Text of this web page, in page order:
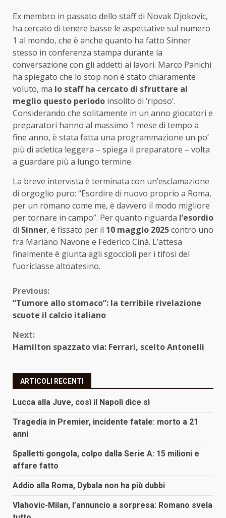
Ex membro in passato dello staff di Novak Djokovic,
ha cercato di tenere basse le aspettative sul numero
1 al mondo, che è anche quanto ha fatto Sinner
stesso in conferenza stampa durante la
conversazione con gli addetti ai lavori. Marco Panichi
ha spiegato che lo stop non è stato chiaramente
voluto, ma lo staff ha cercato di sfruttare al
meglio questo periodo insolito di ‘riposo’.
Considerando che solitamente in un anno giocatori e
preparatori hanno al massimo 1 mese di tempo a
fine anno, è stata fatta una programmazione un po’
più di atletica leggera – spiega il preparatore – volta
a guardare più a lungo termine.
La breve intervista è terminata con un’esclamazione
di orgoglio puro: “Esordire di nuovo proprio a Roma,
per un romano come me, è davvero il modo migliore
per tornare in campo”. Per quanto riguarda l’esordio
di Sinner, è fissato per il 10 maggio 2025contro uno
fra Mariano Navone e Federico Cinà. L’attesa
finalmente è giunta agli sgoccioli per i tifosi del
fuoriclasse altoatesino.
Continue
Reading
Previous:
“Tumore allo stomaco”: la terribile rivelazione
scuote il calcio italiano
Next:
Hamilton spazzato via: Ferrari, scelto Antonelli
ARTICOLI RECENTI
Lucca alla Juve, così il Napoli dice sì
Tragedia in Premier, incidente fatale: morto a 21
anni
Spalletti gongola, colpo dalla Serie A: 15 milioni e
affare fatto
Addio alla Roma, Dybala non ha più dubbi
Vlahovic-Milan, l’annuncio a sorpresa: Romano svela